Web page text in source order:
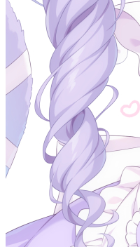
NIO 简介#
在传统的 Java I/O 模型（
进行的。也就是说，当一
阻塞直到操作完成。这种
会导致性能瓶颈，因为需